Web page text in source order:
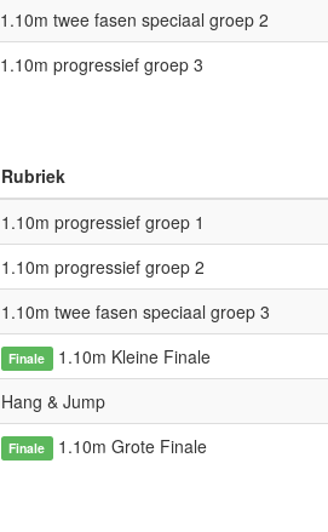
1.10m twee fasen speciaal groep 2
1.10m progressief groep 3
Rubriek
1.10m progressief groep 1
1.10m progressief groep 2
1.10m twee fasen speciaal groep 3
Finale 1.10m Kleine Finale
Hang & Jump
Finale 1.10m Grote Finale